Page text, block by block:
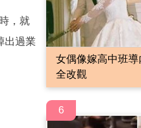
，就
出過業
女偶像嫁高中班
全改觀
6